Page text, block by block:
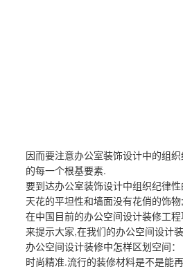
因而要注意办公室装饰设计中的组
的每一个根基要素.
要到达办公室装饰设计中组织纪律
天花的平坦性和墙面没有花俏的饰
在中国目前的办公空间设计装修工
来提示大家,在我们的办公空间设计
办公空间设计装修中怎样区划空间：
时尚精准.流行的装修材料是不是能